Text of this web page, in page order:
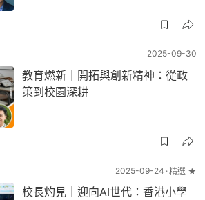
2025-09-30
教育燃新｜開拓與創新精神：從政
策到校園深耕
2025-09-24 精選 ★
校長灼見｜迎向AI世代：香港小學